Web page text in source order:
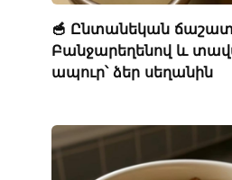
🥣 Ընտանեկան
Բանջարեղենով և
ապուր՝ ձեր սեղանին